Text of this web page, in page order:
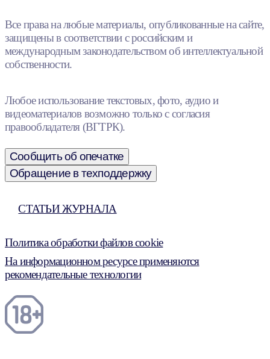
Все права на любые материалы, опубликованные на сайте,
защищены в соответствии с российским и
международным законодательством об интеллектуальной
собственности.
Любое использование текстовых, фото, аудио и
видеоматериалов возможно только с согласия
правообладателя (ВГТРК).
Сообщить об опечатке
Обращение в техподдержку
СТАТЬИ ЖУРНАЛА
Политика обработки файлов cookie
На информационном ресурсе применяются
рекомендательные технологии